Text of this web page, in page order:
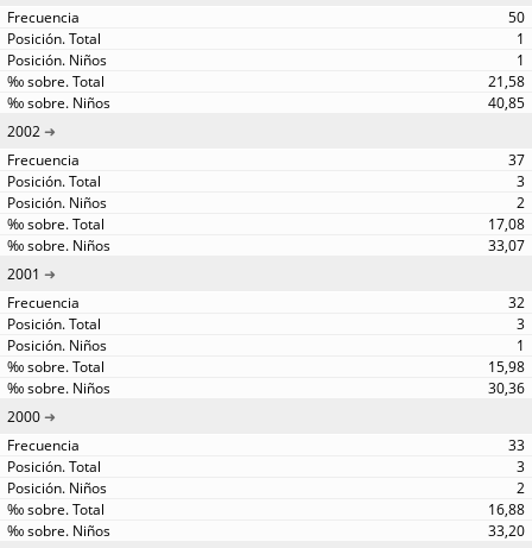
50
1
1
21,58
40,85
2002
37
3
2
17,08
33,07
2001
32
3
1
15,98
30,36
2000
33
3
2
16,88
33,20